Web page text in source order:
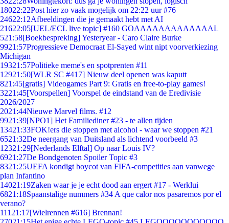
18022:22Post hier zo vaak mogelijk om 22:22 uur #76
24622:12Afbeeldingen die je gemaakt hebt met AI
21622:05[UEL/ECL live topic] #160 GOAAAAAAAAAAAAAL
521:58[Boekbespreking] Yesteryear - Caro Claire Burke
9921:57Progressieve Democraat El-Sayed wint nipt voorverkiezing
Michigan
19321:57Politieke meme's en spotprenten #11
12921:50[WLR SC #417] Nieuw deel openen was kaputt
821:45[gratis] Videogames Part 9: Gratis en free-to-play games!
3221:45[Voorspellen] Voorspel de eindstand van de Eredivisie
2026/2027
2021:44Nieuwe Marvel films. #12
9921:39[NPO1] Het Familiediner #23 - te allen tijden
13421:33FOK!ers die stoppen met alcohol - waar we stoppen #21
6521:32De neergang van Duitsland als lichtend voorbeeld #3
12321:29[Nederlands Elftal] Op naar Louis IV?
6921:27De Bondgenoten Spoiler Topic #3
8321:25UEFA kondigt boycot van FIFA-competities aan vanwege
plan Infantino
14021:19Zaken waar je je echt dood aan ergert #17 - Werklui
6821:18Spaanstalige nummers #34 A que calor nos pasaremos por el
verano?
111 21:17[Wielrennen #616] Brennan!